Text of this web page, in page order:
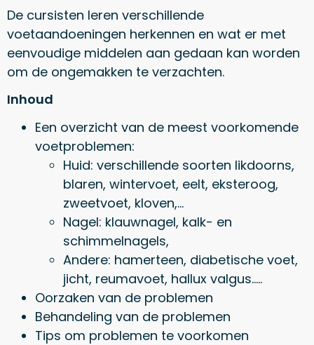
De cursisten leren verschillende
voetaandoeningen herkennen en wat er met
eenvoudige middelen aan gedaan kan worden
om de ongemakken te verzachten.
Inhoud
Een overzicht van de meest voorkomende
voetproblemen:
Huid: verschillende soorten likdoorns,
blaren, wintervoet, eelt, eksteroog,
zweetvoet, kloven,…
Nagel: klauwnagel, kalk- en
schimmelnagels,
Andere: hamerteen, diabetische voet,
jicht, reumavoet, hallux valgus…..
Oorzaken van de problemen
Behandeling van de problemen
Tips om problemen te voorkomen